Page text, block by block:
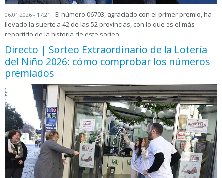
06.01.2026 - 17:21
El número 06703, agraciado con el primer premio, ha
llevado la suerte a 42 de las 52 provincias, con lo que es el más
repartido de la historia de este sorteo
Directo | Sorteo Extraordinario de la Lotería
del Niño 2026: cómo comprobar los números
premiados